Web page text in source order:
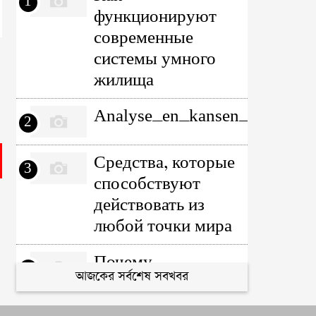
функционируют
современные
системы умного
жилища
2
3
Средства, которые
способствуют
действовать из
любой точки мира
4
Почему
виртуальные игры
делаются
আজকের সর্বশেষ সবখবর